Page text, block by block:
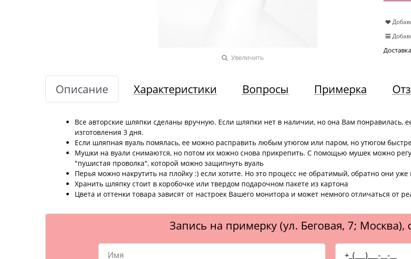
Увеличить
Описание Характеристики Вопросы Примерка
Все авторские шляпки сделаны вручную. Если шляпки нет в наличии, но она Вам понравилась,
изготовления 3 дня.
Если шляпная вуаль помялась, ее можно расправить любым утюгом или паром, но утюгом
Мушки на вуали снимаются, но потом их можно снова прикрепить. С помощью мушек можно
"пушистая проволка", которой можно защипнуть вуаль
Перья можно накрутить на плойку :) если хотите. Но это процесс не обратимый, обратно они уже
Хранить шляпку стоит в коробочке или твердом подарочном пакете из картона
Цвета и оттенки товара зависят от настроек Вашего монитора и может немного отличаться от
Запись на примерку (ул. Беговая, 7; Москва),